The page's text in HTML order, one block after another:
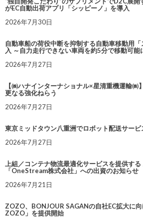
がEC自動出荷アプリ「シッピーノ」を導入
2026年7月30日
自動車船の荷役中断を抑制する自動車移動用
入 ～自力走行できない車両を約5分で移動可能
2026年7月27日
【㈱ハナインターナショナル×星清重機運輸㈱
更なる強化ねらう
2026年7月27日
東京ミッドタウン八重洲でロボット配送サー
2026年7月27日
上組／コンテナ物流最適化サービスを提供す
「OneStream株式会社」への出資のお知らせ
2026年7月21日
ZOZO、BONJOUR SAGANの自社EC拡大に
ZOZO」を提供開始